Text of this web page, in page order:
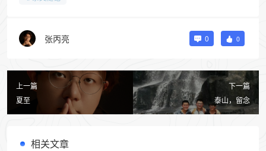
张丙亮 0 0
上一篇
夏至
下一篇
泰山，留念
相关文章